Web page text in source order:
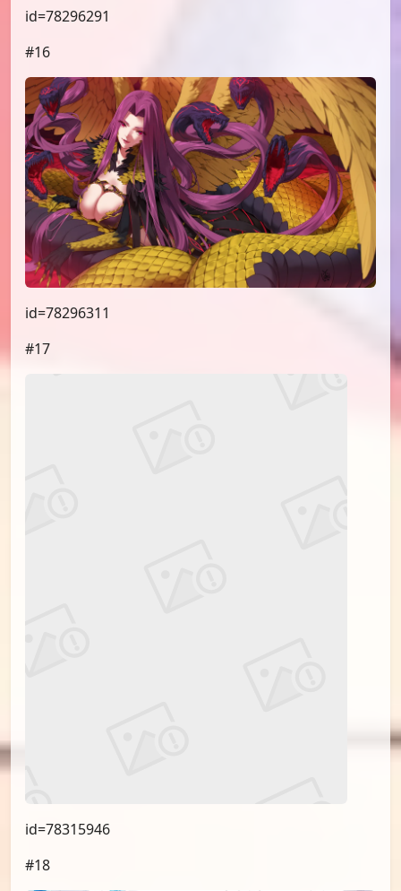
id=78296291
#16
id=78296311
#17
id=78315946
#18